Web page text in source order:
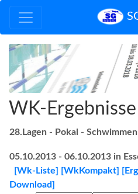
WK-Ergebnisse
28.Lagen - Pokal - Schwimmen
05.10.2013 - 06.10.2013 in
[Wk-Liste]
[WkKompakt]
Download]